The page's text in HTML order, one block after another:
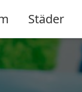
Städer